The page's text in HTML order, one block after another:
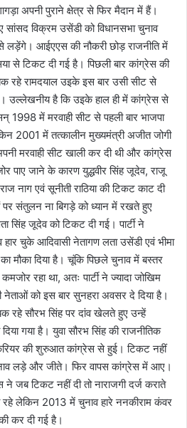
अपनी पुराने क्षेत्र से फिर मैदान में हैं।
विक्रम उसेंडी को विधानसभा चुनाव
लड़ेंगे। आईएएस की नौकरी छोड़ राजनीति में
से टिकट दी गई है। पिछली बार कांग्रेस की
रहे रामदयाल उइके इस बार उसी सीट से
उल्लेखनीय है कि उइके हाल ही में कांग्रेस से
1998 में मरवाही सीट से पहली बार भाजपा
2001 में तत्कालीन मुख्यमंत्री अजीत जोगी
मरवाही सीट खाली कर दी थी और कांग्रेस
पाए जाने के कारण युद्धवीर सिंह जूदेव, राजू
नाग एवं सूनीती राठिया की टिकट काट दी
संतुलन ना बिगड़े को ध्यान में रखते हुए
सिंह जूदेव को टिकट दी गई। पार्टी ने
हार चुके आदिवासी नेतागण लता उसेंडी एवं भीमा
मौका दिया है। चूंकि पिछले चुनाव में बस्तर
रहा था, अतः पार्टी ने ज्यादा जोखिम
नेताओं को इस बार सुनहरा अवसर दे दिया है।
रहे सौरभ सिंह पर दांव खेलते हुए उन्हें
गया है। युवा सौरभ सिंह की राजनीतिक
की शुरुआत कांग्रेस से हुई। टिकट नहीं
लड़े और जीते। फिर वापस कांग्रेस में आए।
जब टिकट नहीं दी तो नाराजगी दर्ज कराते
रहे लेकिन 2013 में चुनाव हारे ननकीराम कंवर
कर दी गई है।